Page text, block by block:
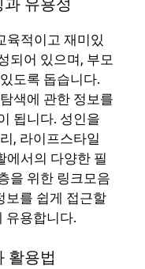
유용성
육적이고 재미있
되어 있으며, 부모
도록 돕습니다.
색에 관한 정보를
됩니다. 성인을
, 라이프스타일
에서의 다양한 필
을 위한 링크모음
보를 쉽게 접근할
유용합니다.
활용법